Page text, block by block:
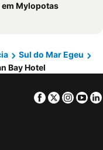
em Mylopotas
Sul do Mar Egeu
Bay Hotel
Facebook
Twitter